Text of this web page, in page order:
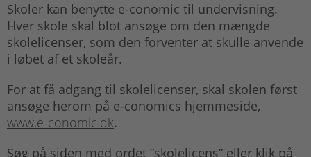
Skoler kan benytte e-conomic til undervisning.
Hver skole skal blot ansøge om den mængde
skolelicenser, som den forventer at skulle anvende
i løbet af et skoleår.
For at få adgang til skolelicenser, skal skolen først
ansøge herom på e-conomics hjemmeside,
www.e-conomic.dk.
Søg på siden med ordet ”skolelicens” eller klik på